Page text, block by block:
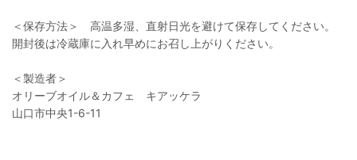
＜保存方法＞ 高温多湿、直射日光を避けて保存してください。
開封後は冷蔵庫に入れ早めにお召し上がりください。
＜製造者＞
オリーブオイル＆カフェ キアッケラ
山口市中央1-6-11